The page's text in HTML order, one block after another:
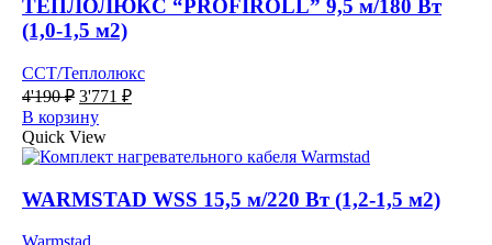
ТЕПЛОЛЮКС “PROFIROLL” 9,5 м/180 Вт
(1,0-1,5 м2)
ССТ/Теплолюкс
4'190₽ Первоначальная
цена
составляла
4'190 ₽.
3'771 ₽Текущая
В корзину
Quick View
WARMSTAD WSS 15,5 м/220 Вт (1,2-1,5 м2)